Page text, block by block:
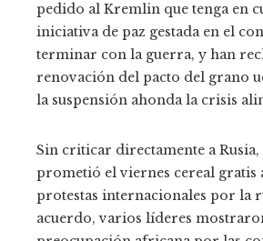
pedido al Kremlin que tenga en
iniciativa de paz gestada en el
terminar con la guerra, y han
renovación del pacto del grano
la suspensión ahonda la crisis
Sin criticar directamente a
prometió el viernes cereal gratis
protestas internacionales por la
acuerdo, varios líderes